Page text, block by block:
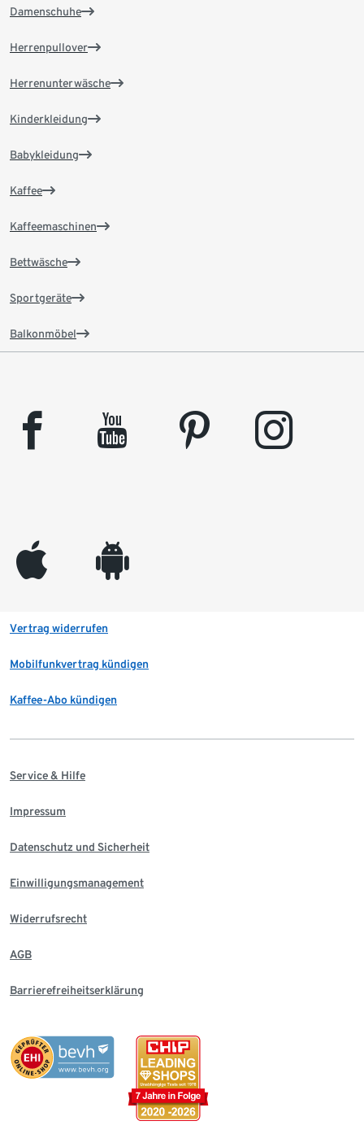
Damenschuhe
Herrenpullover
Herrenunterwäsche
Kinderkleidung
Babykleidung
Kaffee
Kaffeemaschinen
Bettwäsche
Sportgeräte
Balkonmöbel
facebook youtube pinterest instagram
appleinc android
Vertrag widerrufen
Mobilfunkvertrag kündigen
Kaffee-Abo kündigen
Service & Hilfe
Impressum
Datenschutz und Sicherheit
Einwilligungsmanagement
Widerrufsrecht
AGB
Barrierefreiheitserklärung